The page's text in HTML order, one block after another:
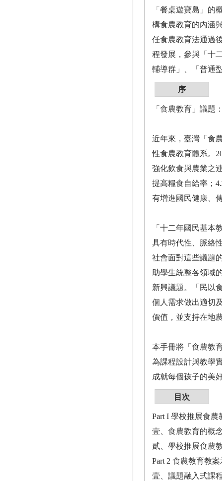
「餐桌遊寶島」的
構食農教育的內涵
任食農教育法通過
程發展，參與「十
輔導群」、「普通
序
「食農教育」議題
近年來，臺灣「食
性食農教育體系。
強化飲食與農業之
提高糧食自給率；
有增進國民健康、
「十二年國民基本
具有時代性、脈絡
社會面對這些議題
助學生統整各領域
新興議題。「民以
個人需求做出適切
價值，並支持在地
本手冊將「食農教
為課程設計與教學
成就每個孩子的美
目次
Part I 學校推展食
壹、食農教育的概
貳、學校推展食農
Part 2 食農教育教
壹、議題融入式課